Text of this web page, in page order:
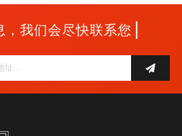
，我们会尽快联系您 |